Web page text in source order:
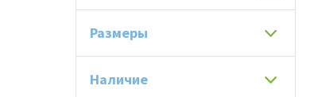
Размеры
Наличие